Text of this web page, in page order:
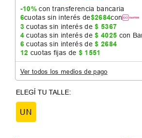
-10%con transferencia bancaria
6cuotas sin interés de$2684con
3cuotas sin interés de$ 5367
4cuotas sin interés de$ 4025 con
6cuotas sin interés de$ 2684
12 cuotas fijas de $ 1551
Ver todos los medios de pago
UN